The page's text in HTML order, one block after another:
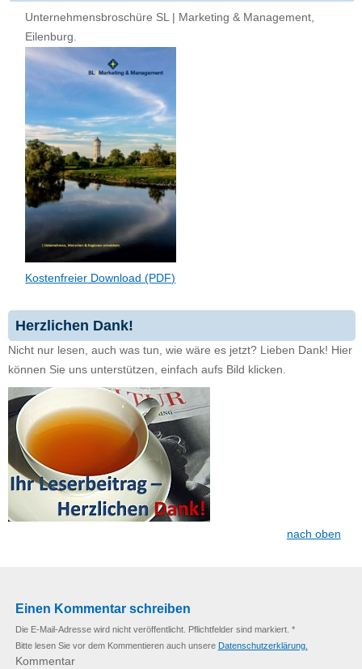
Unternehmensbroschüre SL | Marketing & Management,
Eilenburg.
Kostenfreier Download (PDF)
Herzlichen Dank!
Nicht nur lesen, auch was tun, wie wäre es jetzt? Lieben Dank! Hier
können Sie uns unterstützen, einfach aufs Bild klicken.
nach oben
Einen Kommentar schreiben
Die E-Mail-Adresse wird nicht veröffentlicht. Pflichtfelder sind markiert. *
Bitte lesen Sie vor dem Kommentieren auch unsere Datenschutzerklärung.
Kommentar